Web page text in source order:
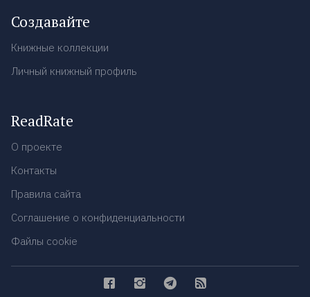
Создавайте
Книжные коллекции
Личный книжный профиль
ReadRate
О проекте
Контакты
Правила сайта
Соглашение о конфиденциальности
Файлы cookie